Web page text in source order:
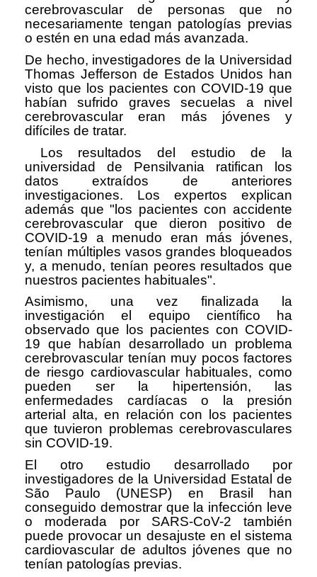
cerebrovascular de personas que no
necesariamente tengan patologías previas
o estén en una edad más avanzada.
De hecho, investigadores de la Universidad
Thomas Jefferson de Estados Unidos han
visto que los pacientes con COVID-19 que
habían sufrido graves secuelas a nivel
cerebrovascular eran más jóvenes y
difíciles de tratar.
Los resultados del estudio de la
universidad de Pensilvania ratifican los
datos extraídos de anteriores
investigaciones. Los expertos explican
además que "los pacientes con accidente
cerebrovascular que dieron positivo de
COVID-19 a menudo eran más jóvenes,
tenían múltiples vasos grandes bloqueados
y, a menudo, tenían peores resultados que
nuestros pacientes habituales".
Asimismo, una vez finalizada la
investigación el equipo científico ha
observado que los pacientes con COVID-
19 que habían desarrollado un problema
cerebrovascular tenían muy pocos factores
de riesgo cardiovascular habituales, como
pueden ser la hipertensión, las
enfermedades cardíacas o la presión
arterial alta, en relación con los pacientes
que tuvieron problemas cerebrovasculares
sin COVID-19.
El otro estudio desarrollado por
investigadores de la Universidad Estatal de
São Paulo (UNESP) en Brasil han
conseguido demostrar que la infección leve
o moderada por SARS-CoV-2 también
puede provocar un desajuste en el sistema
cardiovascular de adultos jóvenes que no
tenían patologías previas.